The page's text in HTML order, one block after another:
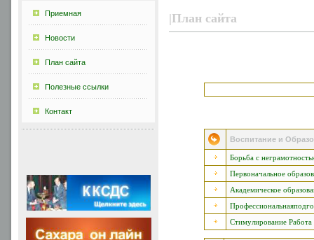
Приемная
Новости
План сайта
Полезные ссылки
Контакт
|План сайта
Воспитание и
Борьба с
Первоначальное
Академическое
Стимулирование Работа